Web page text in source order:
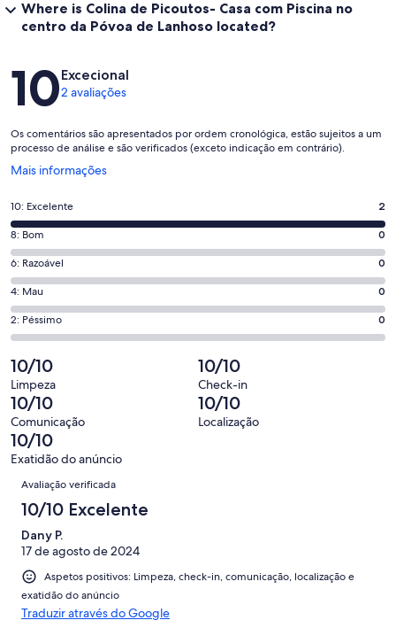
Where is Colina de Picoutos- Casa com Piscina no
centro da Póvoa de Lanhoso located?
Avaliações
10Excecional
2 avaliações
Os comentários são apresentados por ordem cronológica, estão sujeitos a um
processo de análise e são verificados (exceto indicação em contrário).
Mais informações
Abre
nova
janela
Pontuação
de
10,
o
que
significa
“Excelente”.
2
de
2
avaliações.
10: Excelente 2
Pontuação
de
8,
o
que
significa
0
de
2
avaliações.
8: Bom 0
Pontuação
de
6,
o
que
significa
“Razoável”.
0
de
2
avaliações.
6: Razoável 0
Pontuação
de
4,
que
significa
“Mau”.
0
de
2
avaliações.
4: Mau 0
Pontuação
de
2,
o
que
significa
“Péssimo”.
0
avaliações.
2: Péssimo 0
10/10
Limpeza
10/10
Check-in
10/10
Comunicação
10/10
Localização
10/10
Exatidão do anúncio
Avaliações
Avaliação verificada
10/10 Excelente
Dany P.
17 de agosto de 2024
Aspetos positivos: Limpeza, check-in, comunicação, localização e
exatidão do anúncio
Traduzir através do Google